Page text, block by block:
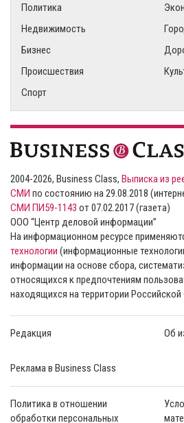
Политика
Недвижимость
Бизнес
Происшествия
Спорт
2004-2026, Business Class, Выписка из
СМИ по состоянию на 29.08.2018
СМИ ПИ59-1143 от 07.02.2017 (газета)
ООО “Центр деловой информации”
На информационном ресурсе
технологии (информационные
информации на основе сбора,
относящихся к предпочтениям
находящихся на территории
Редакция Об
Реклама в Business Class
Политика в отношении
обработки персональных